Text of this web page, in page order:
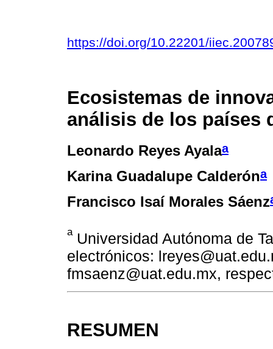
https://doi.org/10.22201/
Ecosistemas de
análisis de los países
Leonardo Reyes Ayalaa
Karina Guadalupe Calderóna
Francisco Isaí Morales Sáenz
aUniversidad Autónoma de
electrónicos:
fmsaenz@uat.edu.mx,
RESUMEN